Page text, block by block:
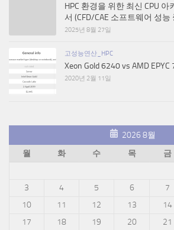
HPC 환경을 위한 최신 CPU
서 (CFD/CAE 소프트웨어 성능
2025년 8월 27일
고성능연산_HPC
Xeon Gold 6240 vs AMD
2020년 2월 11일
2026 8월
월
화 수 목 금
3
4 5 6 7
10
11 12 13 14
17
18 19 20 21